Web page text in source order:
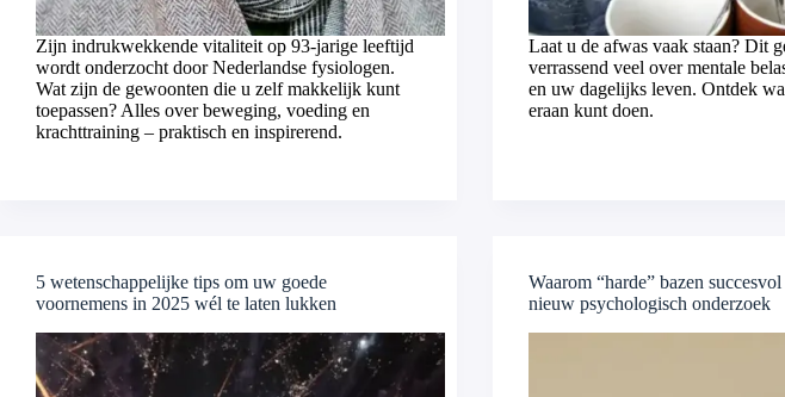
Zijn indrukwekkende vitaliteit op 93-jarige leeftijd
wordt onderzocht door Nederlandse fysiologen.
Wat zijn de gewoonten die u zelf makkelijk kunt
toepassen? Alles over beweging, voeding en
krachttraining – praktisch en inspirerend.
Laat u de afwas vaak staan? Dit
verrassend veel over mentale
en uw dagelijks leven. Ontdek
eraan kunt doen.
5 wetenschappelijke tips om uw goede
voornemens in 2025 wél te laten lukken
Waarom “harde” bazen
nieuw psychologisch onderzoek